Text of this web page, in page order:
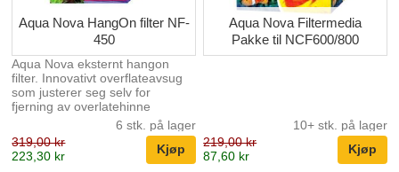
Aqua Nova HangOn filter NF-
450
Aqua Nova eksternt hangon
filter. Innovativt overflateavsug
som justerer seg selv for
fjerning av overlatehinne
Filterpatroner, med svamp og
aktivt karbon Lang inntaksrør
med sil for å unngå å suge inn
små fisk Enkelt oppsett, enkelt å
6 stk. på lager
319,00 kr
223,30 kr
Aqua Nova Filtermedia
Pakke til NCF600/800
10+ stk. på lager
219,00 kr
87,60 kr